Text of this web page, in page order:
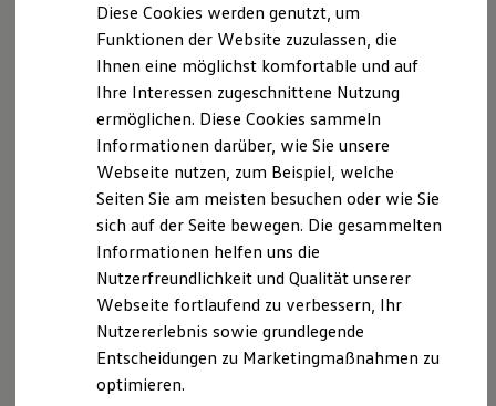
Finanzierung
Für Privatkunden
Für Gewerbekunden
Leasing
Für Privatkunden
Für Gewerbekunden
Versicherungen & Garantien
Garantien
Kfz-Versicherung für Nutzfahrzeuge
Restschuldversicherung
Wartungsverträge
Besitzer & Service
Reparatur & Service
Sommer-Special
Reparatur, Pflege & Inspektion
Servicetermin anfragen
Service-Vorteile bei Volkswagen Nutzfahrzeuge
ServicePlus
Economy Service
Räder & Reifen Service
Diese Cookies werden genutzt, um
Funktionen der Website zuzulassen, die
Ihnen eine möglichst komfortable und auf
Ihre Interessen zugeschnittene Nutzung
ermöglichen. Diese Cookies sammeln
Informationen darüber, wie Sie unsere
Webseite nutzen, zum Beispiel, welche
Seiten Sie am meisten besuchen oder wie Sie
sich auf der Seite bewegen. Die gesammelten
Informationen helfen uns die
Nutzerfreundlichkeit und Qualität unserer
Webseite fortlaufend zu verbessern, Ihr
Nutzererlebnis sowie grundlegende
Entscheidungen zu Marketingmaßnahmen zu
optimieren.